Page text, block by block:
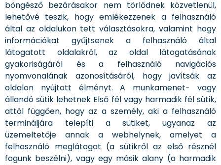
böngésző bezárásakor nem törlődnek közvetlenül,
lehetővé teszik, hogy emlékezzenek a felhasználó
által az oldalukon tett választásokra, valamint hogy
információkat gyűjtsenek a felhasználó által
látogatott oldalakról, az oldal látogatásának
gyakoriságáról és a felhasználó navigációs
nyomvonalának azonosításáról, hogy javítsák az
oldalon nyújtott élményt. A munkamenet- vagy
állandó sütik lehetnek Első fél vagy harmadik fél sütik,
attól függően, hogy az a személy, aki a felhasználó
termináljára telepíti a sütiket, ugyanaz az
üzemeltetője annak a webhelynek, amelyet a
felhasználó meglátogat (a sütikről az első résznél
fogunk beszélni), vagy egy másik alany (a harmadik